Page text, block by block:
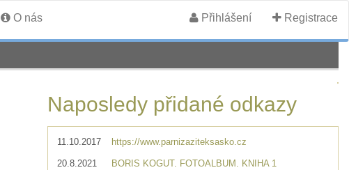
O nás Přihlášení Registrace
Naposledy přidané odkazy
11.10.2017 https://www.parnizaziteksasko.cz
20.8.2021
BORIS KOGUT. FOTOALBUM. KNIHA 1